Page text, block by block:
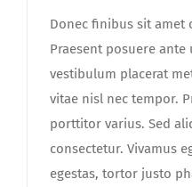
Donec finibus sit amet
Praesent posuere
vestibulum placerat
vitae nisl nec tempor.
porttitor varius. Sed
consectetur. Vivamus
egestas, tortor justo